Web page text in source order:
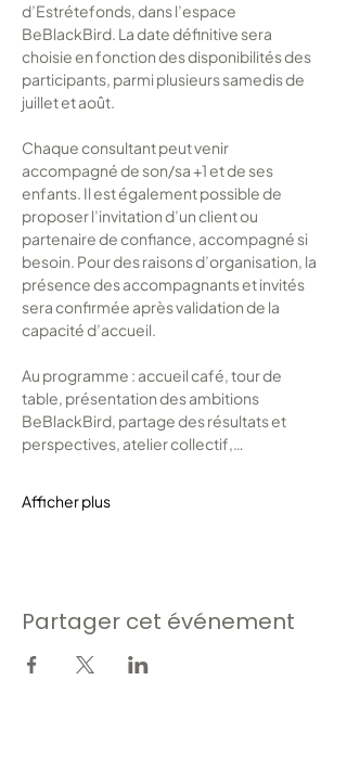
d’Estrétefonds, dans l’espace
BeBlackBird. La date définitive sera
choisie en fonction des disponibilités des
participants, parmi plusieurs samedis de
juillet et août.
Chaque consultant peut venir
accompagné de son/sa +1 et de ses
enfants. Il est également possible de
proposer l’invitation d’un client ou
partenaire de confiance, accompagné si
besoin. Pour des raisons d’organisation, la
présence des accompagnants et invités
sera confirmée après validation de la
capacité d’accueil.
Au programme : accueil café, tour de
table, présentation des ambitions
BeBlackBird, partage des résultats et
perspectives, atelier collectif,…
Afficher plus
Partager cet événement